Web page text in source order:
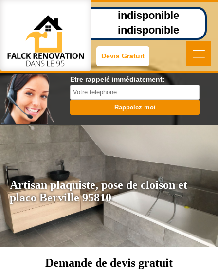
indisponible
indisponible
Devis Gratuit
Etre rappelé immédiatement:
Artisan plaquiste, pose de cloison et
placo Berville 95810
Demande de devis gratuit